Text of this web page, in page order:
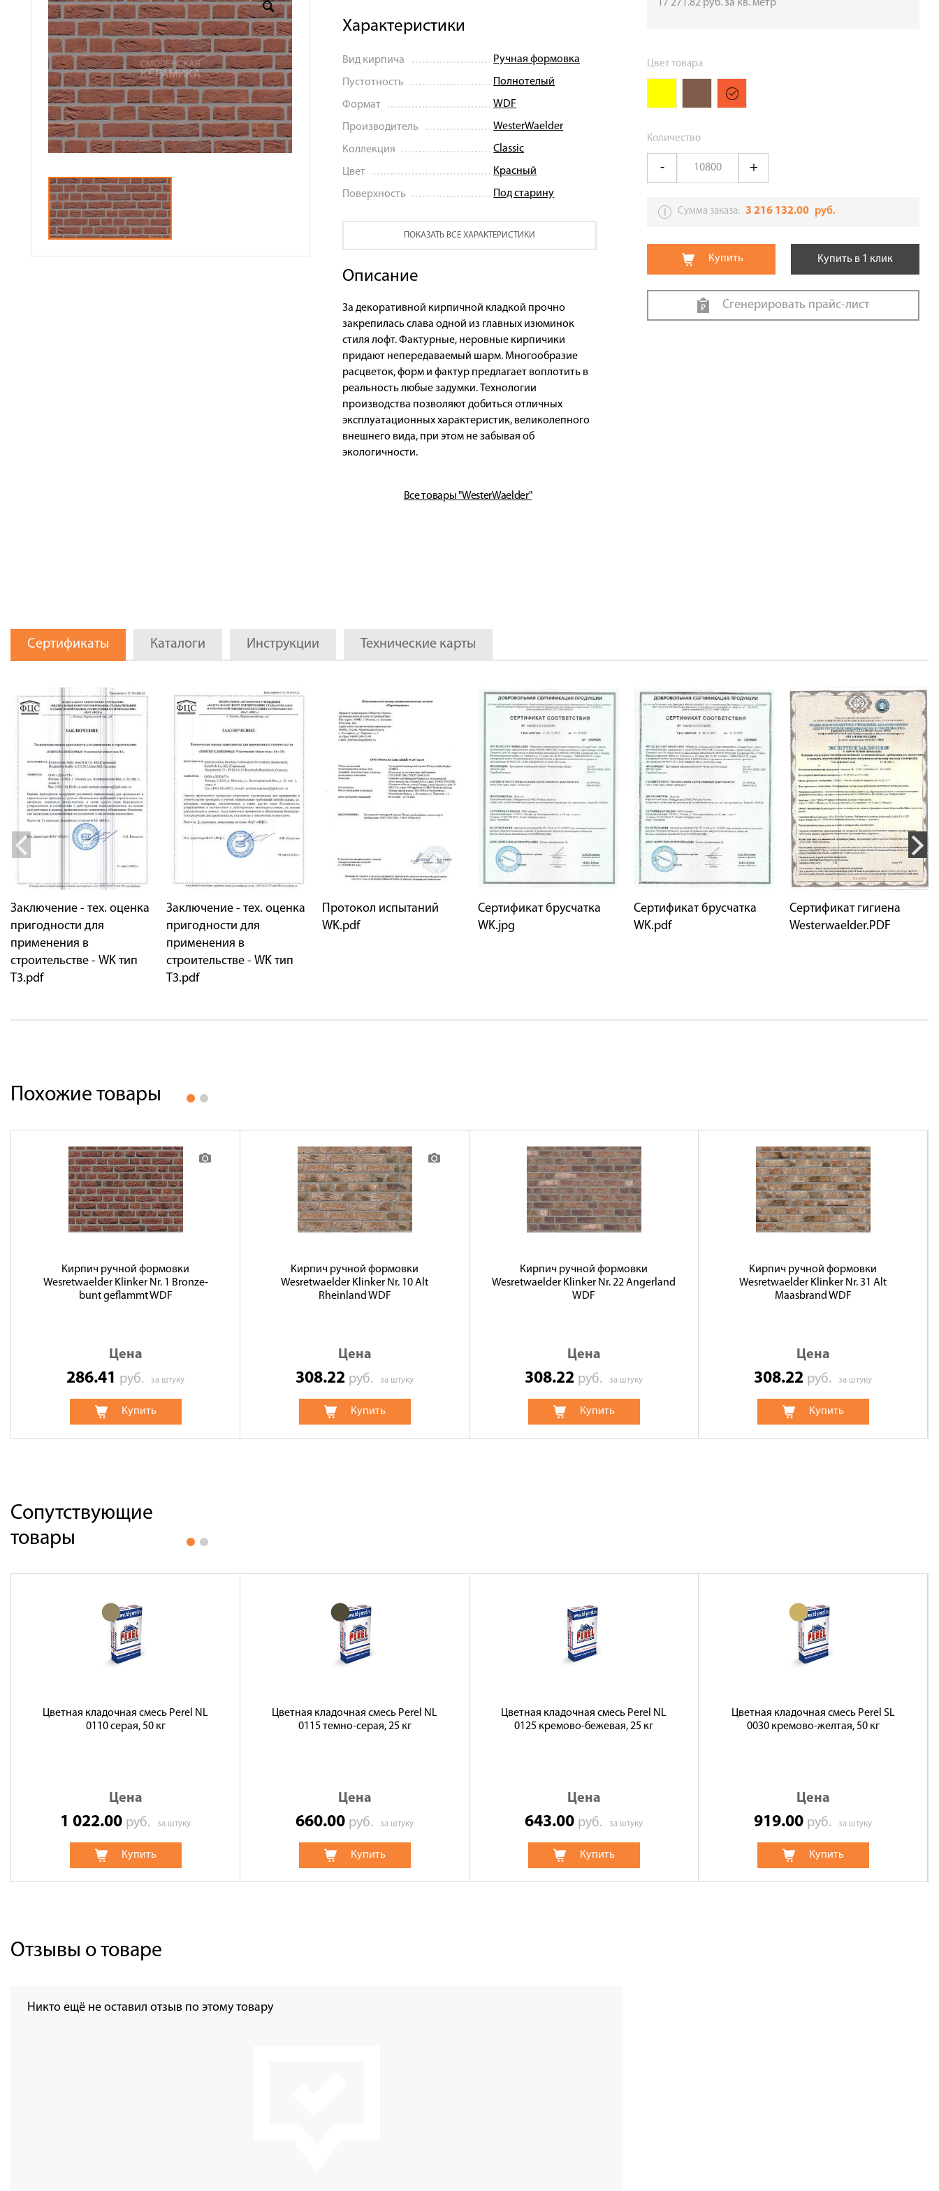
Доставка
Сотрудничество
Галерея объектов
Контакты
Характеристики
Вид кирпича Ручная формовка
Пустотность Полнотелый
Формат WDF
Производитель WesterWaelder
Коллекция Classic
Цвет Красный
Поверхность Под старину
ПОКАЗАТЬ ВСЕ ХАРАКТЕРИСТИКИ
Описание
За декоративной кирпичной кладкой прочно
закрепилась слава одной из главных изюминок
стиля лофт. Фактурные, неровные кирпичики
придают непередаваемый шарм. Многообразие
расцветок, форм и фактур предлагает воплотить в
реальность любые задумки. Технологии
производства позволяют добиться отличных
эксплуатационных характеристик, великолепного
внешнего вида, при этом не забывая об
экологичности.
Все товары "WesterWaelder"
17 271.82 руб.за кв. метр
Цвет товара
Количество
Сумма заказа: 3 216 132.00руб.
Купить Купить в 1 клик
Сгенерировать прайс-лист
Сертификаты Каталоги Инструкции Технические карты
Заключение - тех. оценка
пригодности для
применения в
строительстве - WK тип
Т3.pdf
Заключение - тех. оценка
пригодности для
применения в
строительстве - WK тип
Т3.pdf
Протокол испытаний
WK.pdf
Сертификат брусчатка
WK.jpg
Сертификат брусчатка
WK.pdf
Сертификат гигиена
Westerwaelder.PDF
Похожие товары
Кирпич ручной формовки
Wesretwaelder Klinker Nr. 1 Bronze-
bunt geflammt WDF
Цена
286.41 руб. за штуку
Купить
Кирпич ручной формовки
Wesretwaelder Klinker Nr. 10 Alt
Rheinland WDF
Цена
308.22 руб. за штуку
Купить
Кирпич ручной формовки
Wesretwaelder Klinker Nr. 22 Angerland
WDF
Цена
308.22 руб. за штуку
Купить
Кирпич ручной формовки
Wesretwaelder Klinker Nr. 31 Alt
Maasbrand WDF
Цена
308.22 руб. за штуку
Купить
Сопутствующие
товары
Цветная кладочная смесь Perel NL
0110 серая, 50 кг
Цена
1 022.00 руб. за штуку
Купить
Цветная кладочная смесь Perel NL
0115 темно-серая, 25 кг
Цена
660.00 руб. за штуку
Купить
Цветная кладочная смесь Perel NL
0125 кремово-бежевая, 25 кг
Цена
643.00 руб. за штуку
Купить
Цветная кладочная смесь Perel SL
0030 кремово-желтая, 50 кг
Цена
919.00 руб. за штуку
Купить
Отзывы о товаре
Никто ещё не оставил отзыв по этому товару